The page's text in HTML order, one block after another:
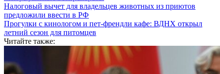
Налоговый вычет для владельцев животных из приютов
предложили ввести в РФ
Прогулки с кинологом и пет-френдли кафе: ВДНХ открыл
летний сезон для питомцев
Читайте также: